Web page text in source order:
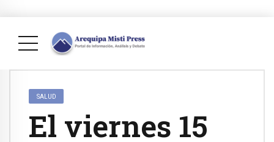
SALUD
El viernes 15